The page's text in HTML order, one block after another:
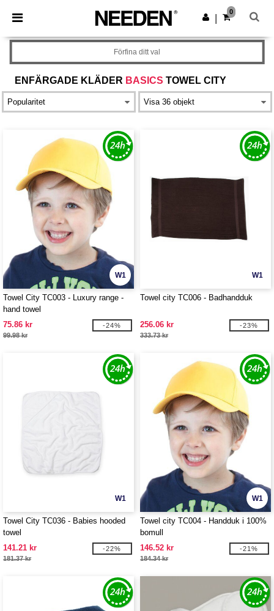
× Needen-app
Bättre priser i appen!
Hämta app
0
ENFÄRGADE KLÄDER BASICS TOWEL CITY
Förfina ditt val
W1
Towel City TC003 - Luxury range -
hand towel
75.86 kr
99.98 kr
-24%
W1
Towel city TC006 - Badhandduk
256.06 kr
333.73 kr
-23%
W1
Towel City TC036 - Babies hooded
towel
141.21 kr
181.37 kr
-22%
W1
Towel city TC004 - Handduk i 100%
bomull
146.52 kr
184.34 kr
-21%